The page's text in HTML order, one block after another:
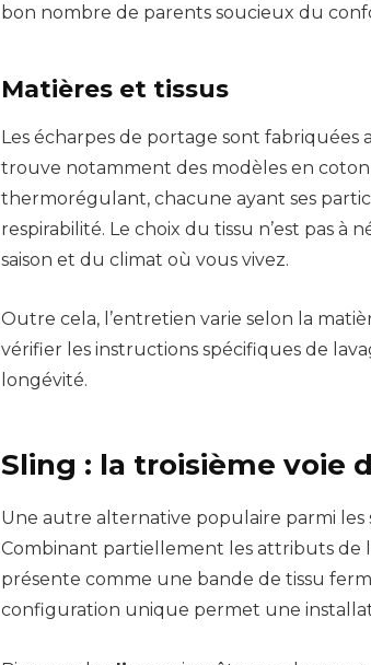
bon nombre de parents soucieux du
Matières et tissus
Les écharpes de portage sont fabriquées
trouve notamment des modèles en
thermorégulant, chacune ayant ses
respirabilité. Le choix du tissu n’est pas
saison et du climat où vous vivez.
Outre cela, l’entretien varie selon la
vérifier les instructions spécifiques de
longévité.
Sling : la troisième voie
Une autre alternative populaire parmi
Combinant partiellement les attributs de
présente comme une bande de tissu
configuration unique permet une